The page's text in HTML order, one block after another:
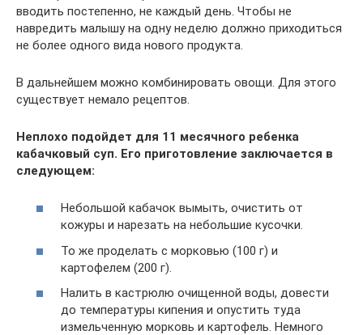
вводить постепенно, не каждый день. Чтобы не
навредить малышу на одну неделю должно приходиться
не более одного вида нового продукта.
В дальнейшем можно комбинировать овощи. Для этого
существует немало рецептов.
Неплохо подойдет для 11 месячного ребенка
кабачковый суп. Его приготовление заключается в
следующем:
Небольшой кабачок вымыть, очистить от
кожуры и нарезать на небольшие кусочки.
То же проделать с морковью (100 г) и
картофелем (200 г).
Налить в кастрюлю очищенной воды, довести
до температуры кипения и опустить туда
измельченную морковь и картофель. Немного